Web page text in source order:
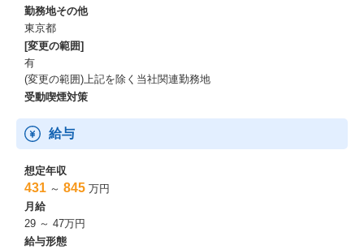
勤務地その他
東京都
[変更の範囲]
有
(変更の範囲)上記を除く当社関連勤務地
受動喫煙対策
給与
想定年収
431 ～ 845 万円
月給
29 ～ 47万円
給与形態